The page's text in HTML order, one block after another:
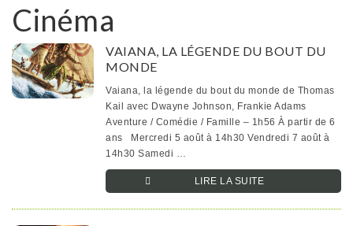
Cinéma
VAIANA, LA LÉGENDE DU BOUT DU
MONDE
Vaiana, la légende du bout du monde de Thomas
Kail avec Dwayne Johnson, Frankie Adams
Aventure / Comédie / Famille – 1h56 À partir de 6
ans Mercredi 5 août à 14h30 Vendredi 7 août à
14h30 Samedi …
LIRE LA SUITE­­